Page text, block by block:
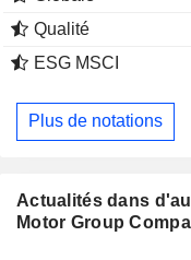
Actualités dans
Motor Group
Qualité
ESG MSCI
Plus de notations